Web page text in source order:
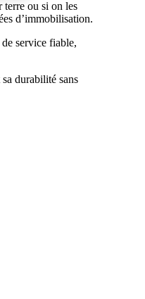
terre ou si on les
d’immobilisation.
service fiable,
durabilité sans